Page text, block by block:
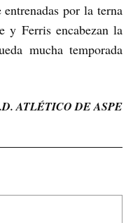
por la terna
y Ferris encabezan la
mucha temporada
ATLÉTICO DE ASPE